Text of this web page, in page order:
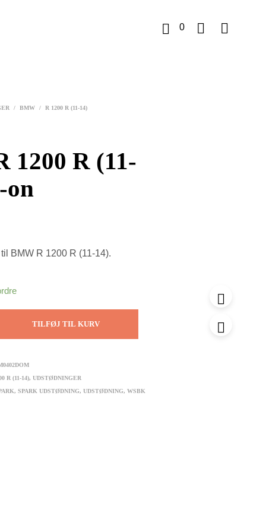
0
/ BMW / R 1200 R (11-14)
1200 R (11-
on
BMW R 1200 R (11-14).
TILFØJ TIL KURV
R (11-14),UDSTØDNINGER
,SPARK UDSTØDNING,UDSTØDNING,WSBK